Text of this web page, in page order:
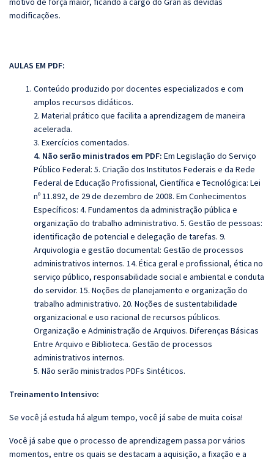
modificações.
AULAS EM PDF:
Conteúdo produzido por docentes especializados e com
amplos recursos didáticos.
2. Material prático que facilita a aprendizagem de maneira
acelerada.
3. Exercícios comentados.
4. Não serão ministrados em PDF: Em Legislação do Serviço
Público Federal: 5. Criação dos Institutos Federais e da Rede
Federal de Educação Profissional, Científica e Tecnológica: Lei
nº 11.892, de 29 de dezembro de 2008. Em Conhecimentos
Específicos: 4. Fundamentos da administração pública e
organização do trabalho administrativo. 5. Gestão de pessoas:
identificação de potencial e delegação de tarefas. 9.
Arquivologia e gestão documental: Gestão de processos
administrativos internos. 14. Ética geral e profissional, ética no
serviço público, responsabilidade social e ambiental e conduta
do servidor. 15. Noções de planejamento e organização do
trabalho administrativo. 20. Noções de sustentabilidade
organizacional e uso racional de recursos públicos.
Organização e Administração de Arquivos. Diferenças Básicas
Entre Arquivo e Biblioteca. Gestão de processos
administrativos internos.
5. Não serão ministrados PDFs Sintéticos.
Treinamento Intensivo:
Se você já estuda há algum tempo, você já sabe de muita coisa!
Você já sabe que o processo de aprendizagem passa por vários
momentos, entre os quais se destacam a aquisição, a fixação e a